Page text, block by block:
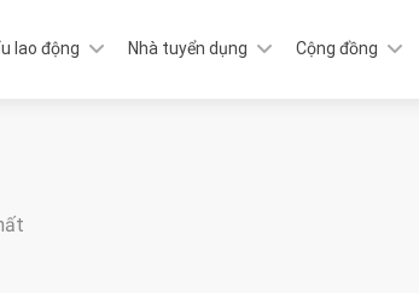
lao động Nhà tuyển dụng Cộng đồng